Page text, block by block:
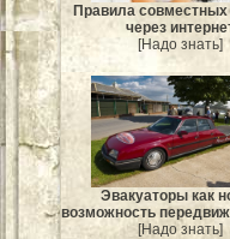
Правила совместных
через
[Надо знать]
Эвакуаторы как
возможность
[Надо знать]